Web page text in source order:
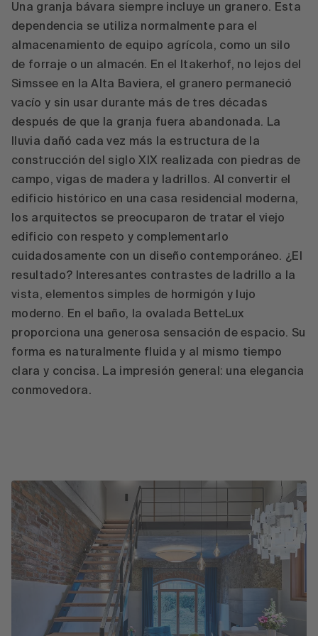
Una granja bávara siempre incluye un granero. Esta
dependencia se utiliza normalmente para el
almacenamiento de equipo agrícola, como un silo
de forraje o un almacén. En el Itakerhof, no lejos del
Simssee en la Alta Baviera, el granero permaneció
vacío y sin usar durante más de tres décadas
después de que la granja fuera abandonada. La
lluvia dañó cada vez más la estructura de la
construcción del siglo XIX realizada con piedras de
campo, vigas de madera y ladrillos. Al convertir el
edificio histórico en una casa residencial moderna,
los arquitectos se preocuparon de tratar el viejo
edificio con respeto y complementarlo
cuidadosamente con un diseño contemporáneo. ¿El
resultado? Interesantes contrastes de ladrillo a la
vista, elementos simples de hormigón y lujo
moderno. En el baño, la ovalada BetteLux
proporciona una generosa sensación de espacio. Su
forma es naturalmente fluida y al mismo tiempo
clara y concisa. La impresión general: una elegancia
conmovedora.